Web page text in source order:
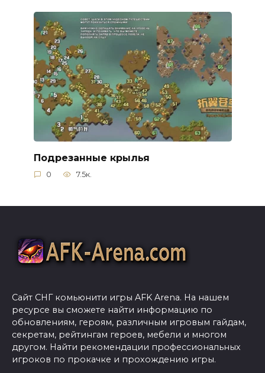
Подрезанные крылья
0 7.5к.
Сайт СНГ комьюнити игры AFK Arena. На нашем
ресурсе вы сможете найти информацию по
обновлениям, героям, различным игровым гайдам,
секретам, рейтингам героев, мебели и многом
другом. Найти рекомендации профессиональных
игроков по прокачке и прохождению игры.